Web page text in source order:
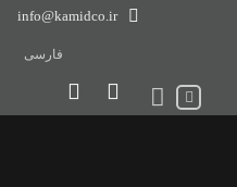
info@kamidco.ir
فارسی